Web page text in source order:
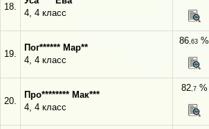
18.
4, 4 класс
19.
Пог****** Мар**
4, 4 класс
86,63 %
20.
Про******** Мак***
4, 4 класс
82,7%